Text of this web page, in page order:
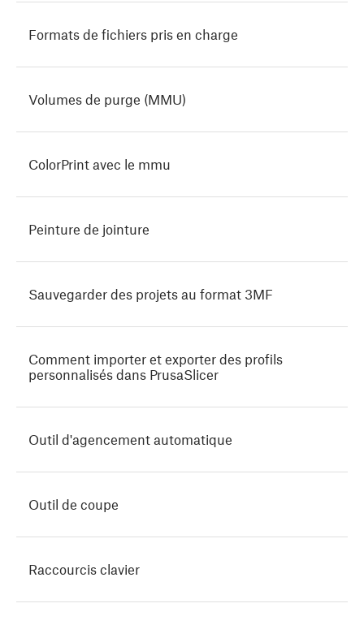
Formats de fichiers pris en charge
Volumes de purge (MMU)
ColorPrint avec le mmu
Peinture de jointure
Sauvegarder des projets au format 3MF
Comment importer et exporter des profils
personnalisés dans PrusaSlicer
Outil d'agencement automatique
Outil de coupe
Raccourcis clavier